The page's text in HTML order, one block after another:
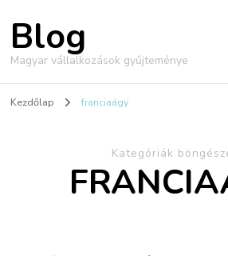
Blog
Magyar vállalkozások gyűjteménye
Kezdőlap franciaágy
Kategóriák